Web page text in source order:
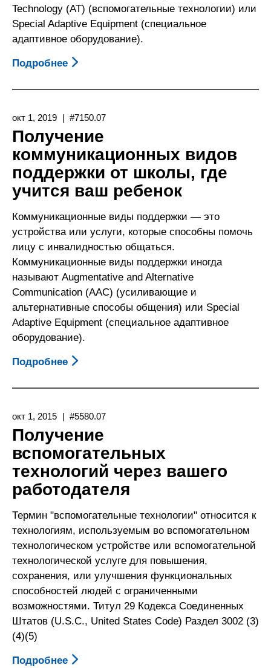
Technology (AT) (вспомогательные технологии) или
Special Adaptive Equipment (специальное
адаптивное оборудование).
Подробнее О
Получить
Виды
Поддержки
С
Помощью
Department
Of
Rehabilitation
(DOR)
(Департамент
По
Реабилитации
Калифорнии)
окт 1, 2019 #7150.07
Получение
коммуникационных видов
поддержки от школы, где
учится ваш ребенок
Коммуникационные виды поддержки — это
устройства или услуги, которые способны помочь
лицу с инвалидностью общаться.
Коммуникационные виды поддержки иногда
называют Augmentative and Alternative
Communication (AAC) (усиливающие и
альтернативные способы общения) или Special
Adaptive Equipment (специальное адаптивное
оборудование).
Подробнее О
Коммуникационных
Поддержки
От
Школы,
Где
Ваш
Ребенок
окт 1, 2015 #5580.07
Получение
вспомогательных
технологий через вашего
работодателя
Термин "вспомогательные технологии" относится к
технологиям, используемым во вспомогательном
технологическом устройстве или вспомогательной
технологической услуге для повышения,
сохранения, или улучшения функциональных
способностей людей с ограниченными
возможностями. Титул 29 Кодекса Соединенных
Штатов (U.S.C., United States Code) Раздел 3002 (3)
(4)(5)
Подробнее О